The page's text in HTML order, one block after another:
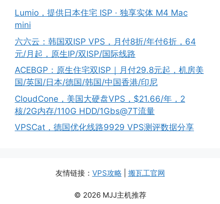
Lumio，提供日本住宅 ISP · 独享实体 M4 Mac
mini
六六云：韩国双ISP VPS，月付8折/年付6折，64
元/月起，原生IP/双ISP/国际线路
ACEBGP：原生住宅双ISP｜月付29.8元起，机房美
国/英国/日本/德国/韩国/中国香港/印尼
CloudCone，美国大硬盘VPS，$21.66/年，2
核/2G内存/110G HDD/1Gbs@7T流量
VPSCat，德国优化线路9929 VPS测评数据分享
友情链接： VPS攻略 搬瓦工官网
© 2026 MJJ主机推荐